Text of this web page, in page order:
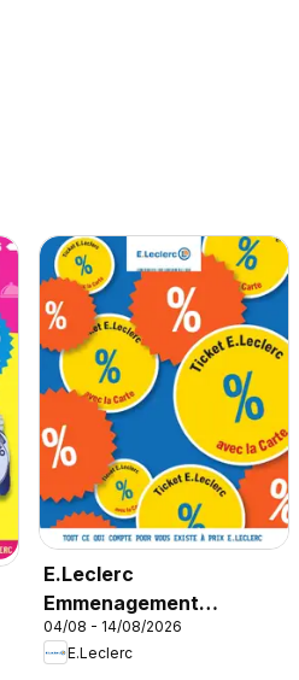
E.Leclerc
Emmenagement
etudiant
04/08 - 14/08/2026
E.Leclerc